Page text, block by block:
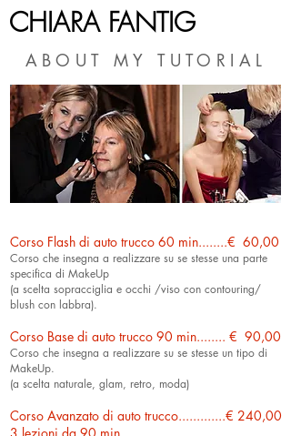
CHIARA FANTIG
ABOUT MY TUTORIAL
Corso Flash di auto trucco 60 min........€ 60,00
Corso che insegna a realizzare su se stesse una parte
specifica di MakeUp
(a scelta sopracciglia e occhi /viso con contouring/
blush con labbra).
Corso Base di auto trucco 90 min........ € 90,00
Corso che insegna a realizzare su se stesse un tipo di
MakeUp.
(a scelta naturale, glam, retro, moda)
Corso Avanzato di auto trucco.............€ 240,00